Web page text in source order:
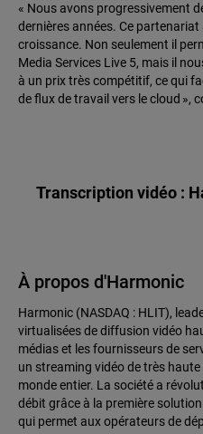
« Nous avons progressivement
dernières années. Ce
croissance. Non seulement il
Media Services Live 5, mais il
à un prix très compétitif, ce qui
de flux de travail vers le cloud »,
Transcription vidéo :
À propos d'Harmonic
Harmonic (NASDAQ : HLIT),
virtualisées de diffusion vidéo
médias et les fournisseurs de
un streaming vidéo de très
monde entier. La société a
débit grâce à la première
qui permet aux opérateurs de